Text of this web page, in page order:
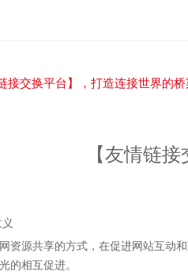
接交换平台】，打造连接世界的
【友情链
资源共享的方式，在促进网站互动
的相互促进。